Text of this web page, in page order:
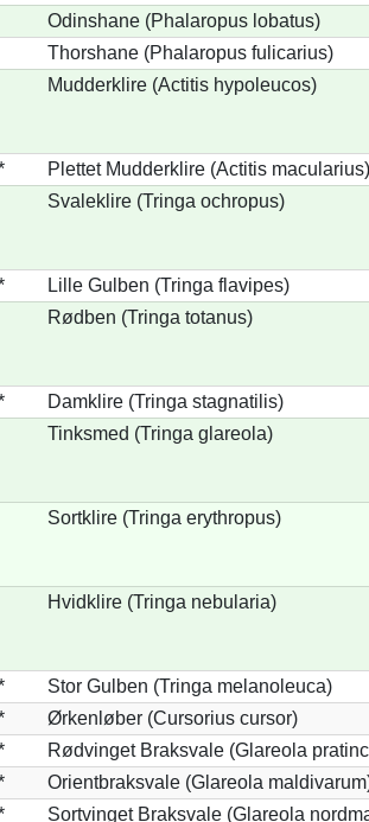
Odinshane (Phalaropus lobatus)
Thorshane (Phalaropus fulicarius)
Mudderklire (Actitis hypoleucos)
Plettet Mudderklire (Actitis macularius)
Svaleklire (Tringa ochropus)
Lille Gulben (Tringa flavipes)
Rødben (Tringa totanus)
Damklire (Tringa stagnatilis)
Tinksmed (Tringa glareola)
Sortklire (Tringa erythropus)
Hvidklire (Tringa nebularia)
Stor Gulben (Tringa melanoleuca)
Ørkenløber (Cursorius cursor)
Rødvinget Braksvale (Glareola
Orientbraksvale (Glareola
Sortvinget Braksvale (Glareola